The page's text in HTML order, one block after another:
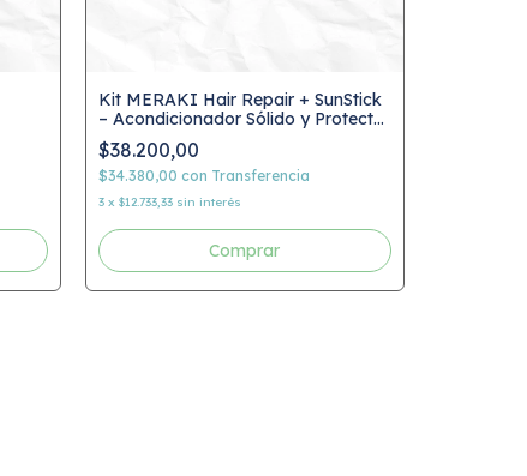
Kit MERAKI Hair Repair + SunStick
– Acondicionador Sólido y Protector
Solar Natural
$38.200,00
$34.380,00 con Transferencia
3 x $12.733,33 sin interés
Comprar